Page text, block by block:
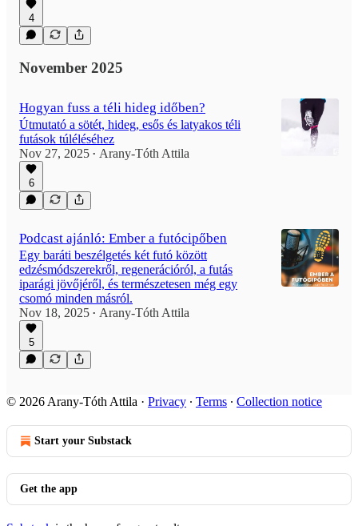
4
November 2025
Hogyan fuss a téli hideg időben?
Útmutató a sötét, hideg, esős és latyakos téli
futások túléléséhez
Nov 27, 2025 • Arany-Tóth Attila
6
Podcast ajánló: Ember a futócipőben
Egy baráti beszélgetés két futó között
edzésmódszerekről, regenerációról, a futás
iparági jövőjéről, és természetesen még egy
csomó minden másról.
Nov 18, 2025 • Arany-Tóth Attila
5
© 2026 Arany-Tóth Attila · Privacy ∙ Terms ∙ Collection notice
Start your Substack
Get the app